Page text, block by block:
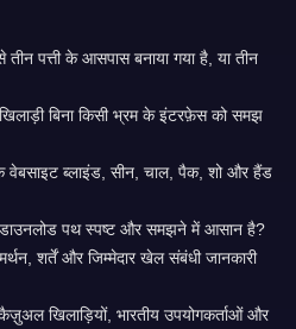
पत्ती के आसपास बनाया गया है, या तीन
बिना किसी भ्रम के इंटरफ़ेस को समझ
वेबसाइट ब्लाइंड, सीन, चाल, पैक, शो और हैंड
डाउनलोड पथ स्पष्ट और समझने में आसान है?
शर्तें और जिम्मेदार खेल संबंधी जानकारी
खिलाड़ियों, भारतीय उपयोगकर्ताओं और